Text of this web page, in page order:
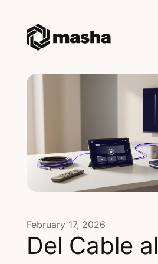
February 17, 2026
Del Cable al